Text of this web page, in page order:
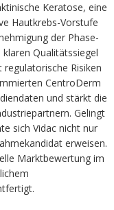
Keratose, eine
Hautkrebs-Vorstufe
der Phase-
Qualitätssiegel
Risiken
CentroDerm
und stärkt die
Gelingt
sich Vidac nicht nur
erweisen.
Marktbewertung im